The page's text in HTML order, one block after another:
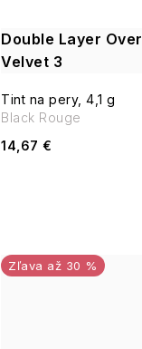
Double Layer Over
Velvet 3
Tint na pery, 4,1 g
14,67 €
Black Rouge
až 30 %